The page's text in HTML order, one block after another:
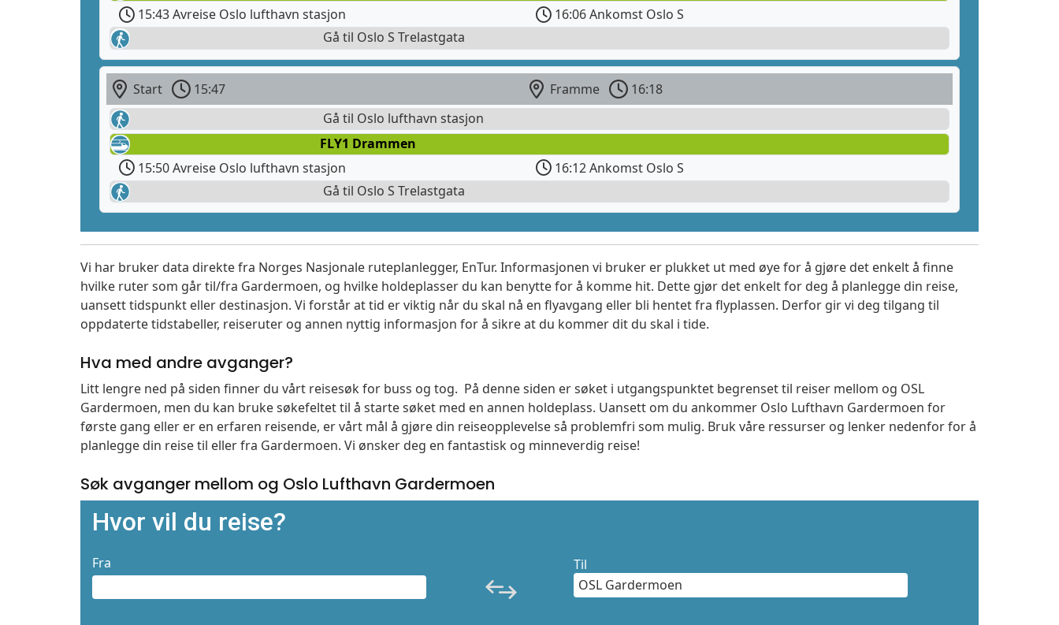
15:43 Avreise Oslo lufthavn stasjon
16:06 Ankomst Oslo S
Gå til Oslo S Trelastgata
Start 15:47 Framme
16:18
Gå til Oslo lufthavn stasjon
FLY1 Drammen
15:50 Avreise Oslo lufthavn stasjon
16:12 Ankomst Oslo S
Gå til Oslo S Trelastgata
Vi har bruker data direkte fra Norges Nasjonale ruteplanlegger, EnTur. Informasjonen vi bruker er plukket ut med øye for å gjøre det enkelt å finne
hvilke ruter som går til/fra Gardermoen, og hvilke holdeplasser du kan benytte for å komme hit. Dette gjør det enkelt for deg å planlegge din reise,
uansett tidspunkt eller destinasjon. Vi forstår at tid er viktig når du skal nå en flyavgang eller bli hentet fra flyplassen. Derfor gir vi deg tilgang til
oppdaterte tidstabeller, reiseruter og annen nyttig informasjon for å sikre at du kommer dit du skal i tide.
Hva med andre avganger?
Litt lengre ned på siden finner du vårt reisesøk for buss og tog. På denne siden er søket i utgangspunktet begrenset til reiser mellom og OSL
Gardermoen, men du kan bruke søkefeltet til å starte søket med en annen holdeplass. Uansett om du ankommer Oslo Lufthavn Gardermoen for
første gang eller er en erfaren reisende, er vårt mål å gjøre din reiseopplevelse så problemfri som mulig. Bruk våre ressurser og lenker nedenfor for å
planlegge din reise til eller fra Gardermoen. Vi ønsker deg en fantastisk og minneverdig reise!
Søk avganger mellom og Oslo Lufthavn Gardermoen
Hvor vil du reise?
Fra Til